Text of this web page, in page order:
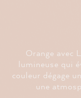
Orange avec
lumineuse qui
couleur dégage
une